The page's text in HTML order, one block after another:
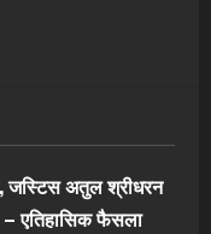
जस्टिस अतुल श्रीधरन
– एत‍िहास‍िक फैसला